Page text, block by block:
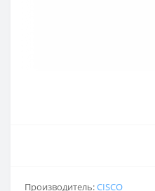
Производитель:CISCO